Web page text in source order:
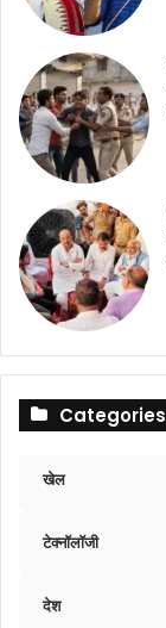
Categories
खेल
टेक्नॉलॉजी
देश